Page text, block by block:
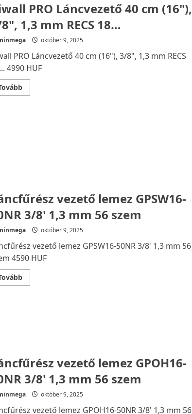
PRO Láncvezető 40 cm (16"),
1,3 mm RECS 18…
október 9, 2025
PRO Láncvezető 40 cm (16"), 3/8", 1,3 mm RECS
4990 HUF
Read
more
vezető lemez GPSW16-
3/8' 1,3 mm 56 szem
október 9, 2025
vezető lemez GPSW16-50NR 3/8' 1,3 mm 56
4590 HUF
Read
more
szem
vezető lemez GPOH16-
3/8' 1,3 mm 56 szem
október 9, 2025
vezető lemez GPOH16-50NR 3/8' 1,3 mm 56